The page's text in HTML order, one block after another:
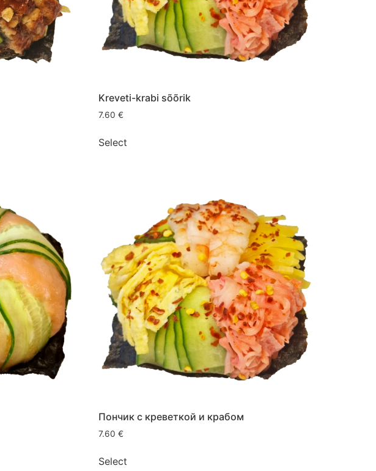
Kreveti-krabi sõõrik
7.60 €
Select
Пончик с креветкой и крабом
7.60 €
Select